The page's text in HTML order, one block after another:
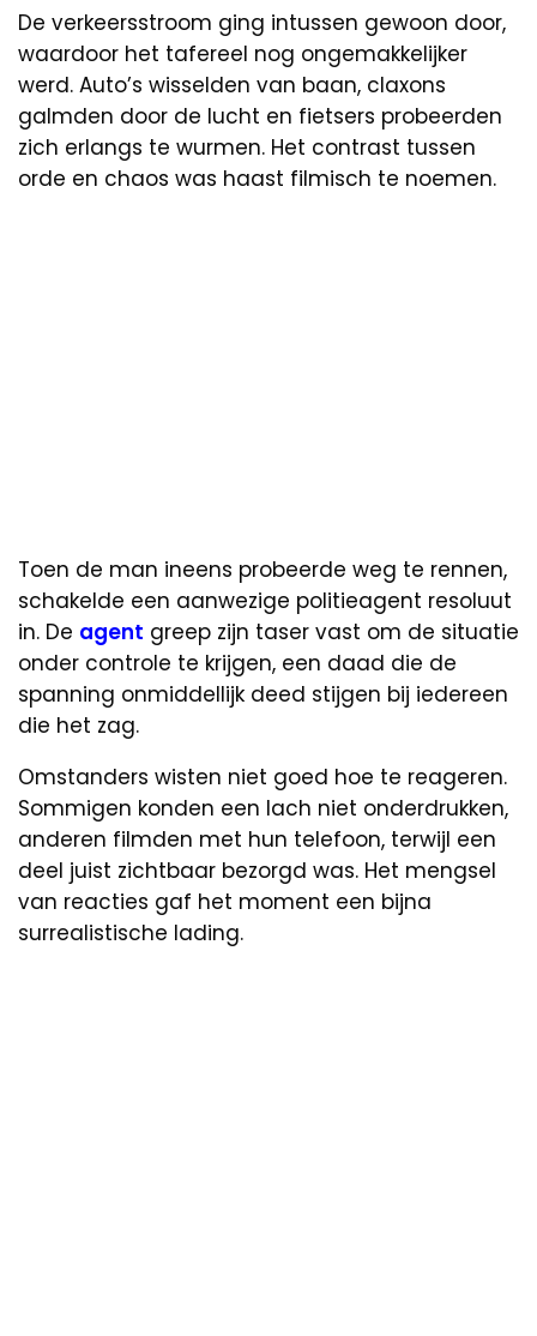
De verkeersstroom ging intussen gewoon door,
waardoor het tafereel nog ongemakkelijker
werd. Auto’s wisselden van baan, claxons
galmden door de lucht en fietsers probeerden
zich erlangs te wurmen. Het contrast tussen
orde en chaos was haast filmisch te noemen.
Toen de man ineens probeerde weg te rennen,
schakelde een aanwezige politieagent resoluut
in. De agent greep zijn taser vast om de situatie
onder controle te krijgen, een daad die de
spanning onmiddellijk deed stijgen bij iedereen
die het zag.
Omstanders wisten niet goed hoe te reageren.
Sommigen konden een lach niet onderdrukken,
anderen filmden met hun telefoon, terwijl een
deel juist zichtbaar bezorgd was. Het mengsel
van reacties gaf het moment een bijna
surrealistische lading.